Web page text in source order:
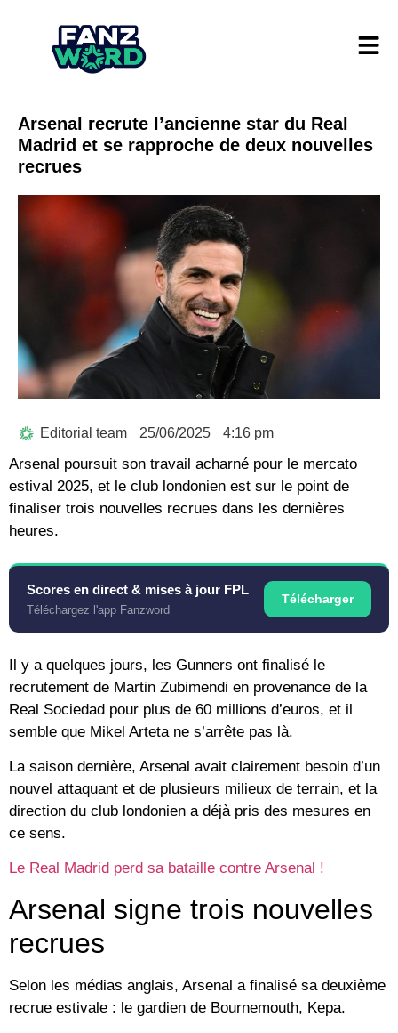
Arsenal recrute l’ancienne star du Real
Madrid et se rapproche de deux nouvelles
recrues
Editorial team 25/06/2025 4:16 pm
Arsenal poursuit son travail acharné pour le mercato
estival 2025, et le club londonien est sur le point de
finaliser trois nouvelles recrues dans les dernières
heures.
Scores en direct & mises à jour FPL
Téléchargez l'app Fanzword
Télécharger
Il y a quelques jours, les Gunners ont finalisé le
recrutement de Martin Zubimendi en provenance de la
Real Sociedad pour plus de 60 millions d’euros, et il
semble que Mikel Arteta ne s’arrête pas là.
La saison dernière, Arsenal avait clairement besoin d’un
nouvel attaquant et de plusieurs milieux de terrain, et la
direction du club londonien a déjà pris des mesures en
ce sens.
Le Real Madrid perd sa bataille contre Arsenal !
Arsenal signe trois nouvelles
recrues
Selon les médias anglais, Arsenal a finalisé sa deuxième
recrue estivale : le gardien de Bournemouth, Kepa.